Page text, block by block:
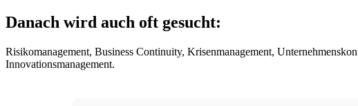
Danach wird auch oft gesucht:
Risikomanagement, Business Continuity, Krisenmanagement,
Innovationsmanagement.